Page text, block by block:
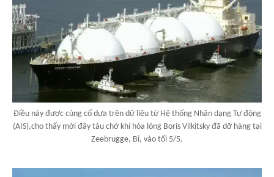
Điều này được củng cố dựa trên dữ liệu từ Hệ thống Nhận dạng Tự động
(AIS),cho thấy mới đây tàu chở khí hóa lỏng Boris Vilkitsky đã dỡ hàng tại
Zeebrugge, Bỉ, vào tối 5/5.